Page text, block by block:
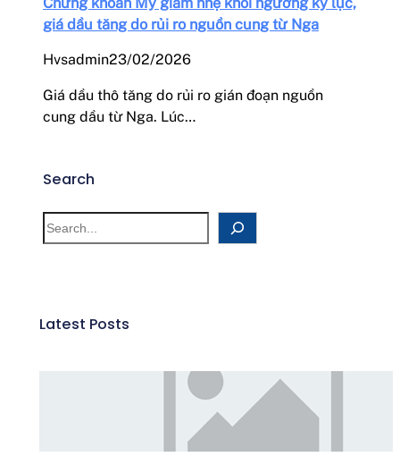
giá dầu tăng do rủi ro nguồn cung từ Nga
Hvsadmin23/02/2026
Giá dầu thô tăng do rủi ro gián đoạn nguồn
cung dầu từ Nga. Lúc…
Search
Latest Posts